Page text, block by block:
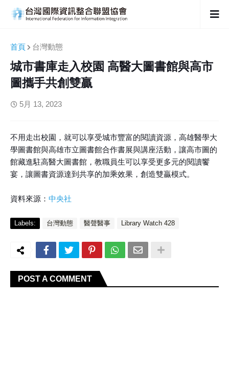
首頁 台灣動態
城市書庫走入校園 高醫大圖書館與高市
圖攜手共創雙贏
5月 13, 2023
不用走出校園，就可以享受城市豐富的閱讀資源，高雄醫學大
學圖書館與高雄市立圖書館合作書展與講座活動，讓高市圖的
館藏進駐高醫大圖書館，教職員生可以享受更多元的閱讀饗
宴，讓圖書資源達到共享的加乘效果，創造雙贏模式。
資料來源： 中央社
Labels: 台灣動態 醫聲醫事 Library Watch 428
POST A COMMENT